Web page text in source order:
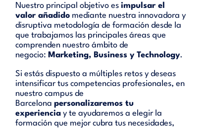
Nuestro principal objetivo esimpulsar el
valor añadido mediante nuestra innovadora y
disruptiva metodología de formación desde la
que trabajamos las principales áreas que
comprenden nuestro ámbito de
negocio: Marketing, Business y Technology.
Si estás dispuesto a múltiples retos y deseas
intensificar tus competencias profesionales, en
nuestro campus de
Barcelonapersonalizaremos tu
experiencia y te ayudaremos a elegir la
formación que mejor cubra tus necesidades,